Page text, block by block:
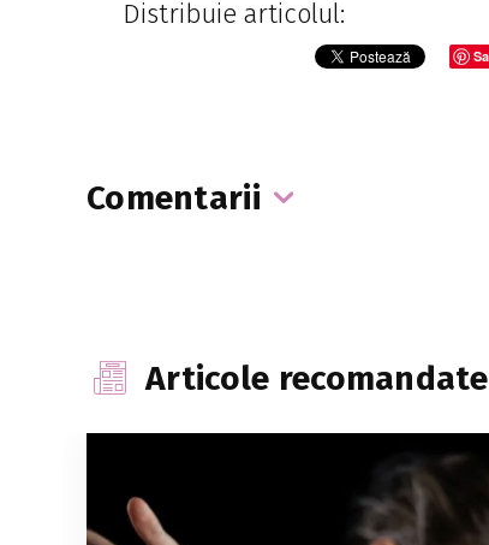
Distribuie articolul:
Comentarii
Articole recomandate